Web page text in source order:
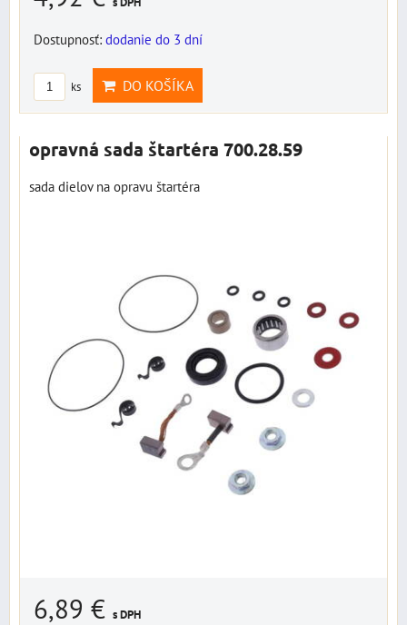
Dostupnosť: dodanie do 3 dní
ks DO KOŠÍKA
opravná sada štartéra 700.28.59
sada dielov na opravu štartéra
6,89 € s DPH